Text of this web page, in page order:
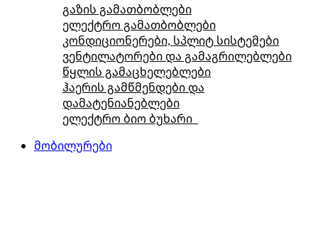
გაზის გამათბობლები
ელექტრო გამათბობლები
კონდიციონერები, სპლიტ სისტემები
ვენტილატორები და გამაგრილებლები
წყლის გამაცხელებლები
ჰაერის გამწმენდები და
დამატენიანებლები
ელექტრო ბიო ბუხარი
მობილურები